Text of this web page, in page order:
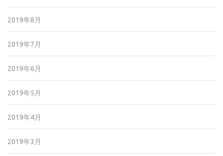
2019年8月
2019年7月
2019年6月
2019年5月
2019年4月
2019年3月